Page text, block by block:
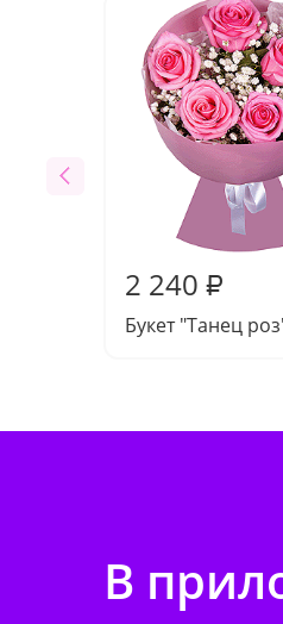
2 240 ₽
Букет "Танец
В